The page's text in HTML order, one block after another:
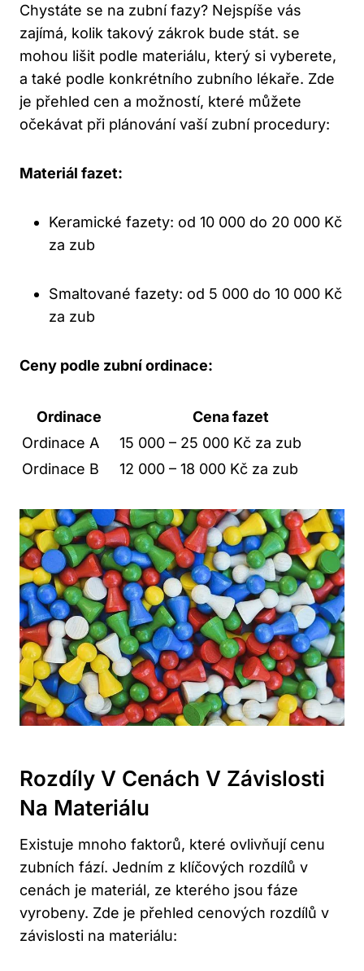
Chystáte se na zubní fazy? Nejspíše vás
zajímá, kolik takový zákrok bude stát. se
mohou lišit podle materiálu, který si vyberete,
a také podle konkrétního zubního lékaře. Zde
je přehled cen a možností, které můžete
očekávat při plánování vaší zubní procedury:
Materiál fazet:
Keramické fazety: od 10 000 do 20 000 Kč
za zub
Smaltované fazety: od 5 000 do 10 000 Kč
za zub
Ceny podle zubní ordinace:
Ordinace
Cena fazet
Ordinace A
15 000 – 25 000 Kč za zub
Ordinace B
12 000 – 18 000 Kč za zub
Rozdíly V Cenách V Závislosti
Na Materiálu
Existuje mnoho faktorů, které ovlivňují cenu
zubních fází. Jedním z klíčových rozdílů v
cenách je materiál, ze kterého jsou fáze
vyrobeny. Zde je přehled cenových rozdílů v
závislosti na materiálu: